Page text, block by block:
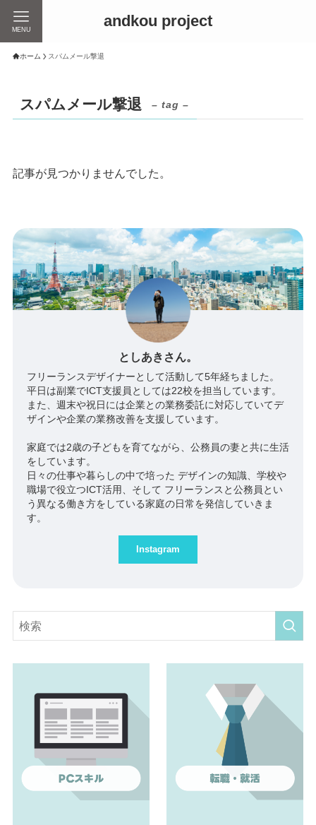
andkou project
MENU
ホーム スパムメール撃退
スパムメール撃退 – tag –
記事が見つかりませんでした。
としあきさん。
フリーランスデザイナーとして活動して5年経ちました。
平日は副業でICT支援員としては22校を担当しています。
また、週末や祝日には企業との業務委託に対応していてデ
ザインや企業の業務改善を支援しています。
家庭では2歳の子どもを育てながら、公務員の妻と共に生活
をしています。
日々の仕事や暮らしの中で培った デザインの知識、学校や
職場で役立つICT活用、そして フリーランスと公務員とい
う異なる働き方をしている家庭の日常を発信していきま
す。
Instagram